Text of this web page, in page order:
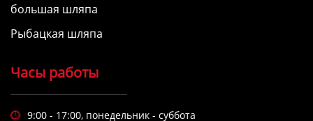
большая шляпа
Рыбацкая шляпа
Часы работы
 9:00 - 17:00, понедельник - суббота